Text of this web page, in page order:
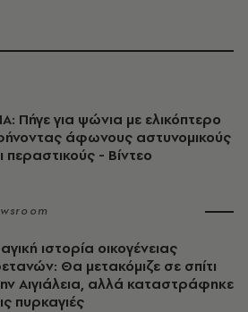
Πήγε για ψώνια με ελικόπτερο
άφωνους αστυνομικούς
περαστικούς - Βίντεο
ιστορία οικογένειας
Θα μετακόμιζε σε σπίτι
Αιγιάλεια, αλλά καταστράφηκε
πυρκαγιές